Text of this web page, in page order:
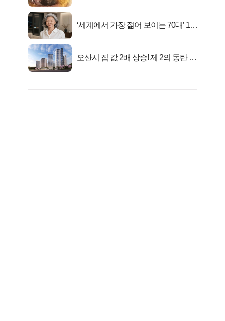
‘세계에서 가장 젊어 보이는 70대’ 1위
오산시 집 값 2배 상승! 제 2의 동탄 신